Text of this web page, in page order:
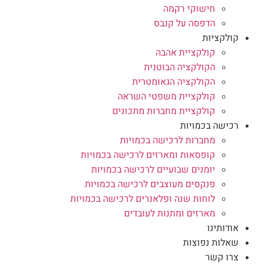
חישוקי רקמה
הדפסה על קנבס
קולקציות
קולקציית אהבה
הקולקציה הבוטנית
הקולקציה הגאומטרית
קולקציית משפטי השראה
קולקציית מחברות מתכונים
רכישה בכמויות
מחברות לרכישה בכמויות
קופסאות ומארזים לרכישה בכמויות
יומנים שבועיים לרכישה בכמויות
פנקסים מעוצבים לרכישה בכמויות
לוחות שנה ופלאנרים לרכישה בכמויות
מארזים ומתנות לעובדים
אודותינו
שאלות נפוצות
צרו קשר